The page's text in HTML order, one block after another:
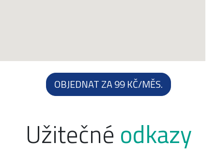
OBJEDNAT ZA 99 KČ/MĚS.
Užitečné odkazy